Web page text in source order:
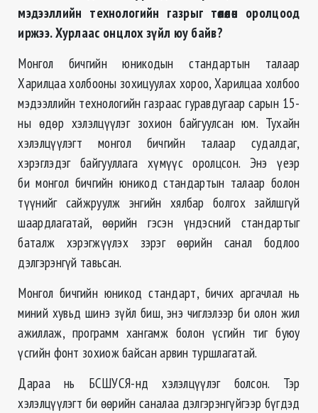
мэдээллийн технологийн газрыг төлөөлөн оролцоод
иржээ. Хурлаас онцлох зүйл юу байв?
Монгол бичгийн юникодын стандартын талаар
Харилцаа холбооны зохицуулах хороо, Харилцаа холбоо
мэдээллийн технологийн газраас гуравдугаар сарын 15-
ны өдөр хэлэлцүүлэг зохион байгуулсан юм. Тухайн
хэлэлцүүлэгт монгол бичгийн талаар судалдаг,
хэрэглэдэг байгууллага хүмүүс оролцсон. Энэ үеэр
би монгол бичгийн юникод стандартын талаар болон
түүнийг сайжруулж энгийн хялбар болгох зайлшгүй
шаардлагатай, өөрийн гэсэн үндэсний стандартыг
баталж хэрэгжүүлэх зэрэг өөрийн санал бодлоо
дэлгэрэнгүй тавьсан.
Монгол бичгийн юникод стандарт, бичих аргачлал нь
миний хувьд шинэ зүйл биш, энэ чиглэлээр би олон жил
ажиллаж, программ хангамж болон үсгийн тиг буюу
үсгийн фонт зохиож байсан арвин туршлагатай.
Дараа нь БСШУСЯ-нд хэлэлцүүлэг болсон. Тэр
хэлэлцүүлэгт би өөрийн саналаа дэлгэрэнгүйгээр бүгдэд